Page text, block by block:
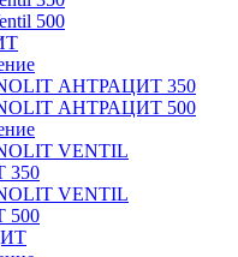
500
АНТРАЦИТ 350
АНТРАЦИТ 500
VENTIL
350
VENTIL
500